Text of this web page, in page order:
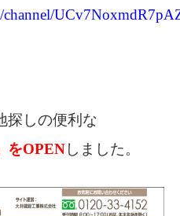
channel/
探しの便利な
をOPENしました。